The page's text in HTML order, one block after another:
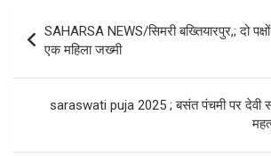
navigation
SAHARSA NEWS/सिमरी बख्तियारपुर,; दो पक्षों
एक महिला जख्मी
saraswati puja 2025 ; बसंत पंचमी पर देवी